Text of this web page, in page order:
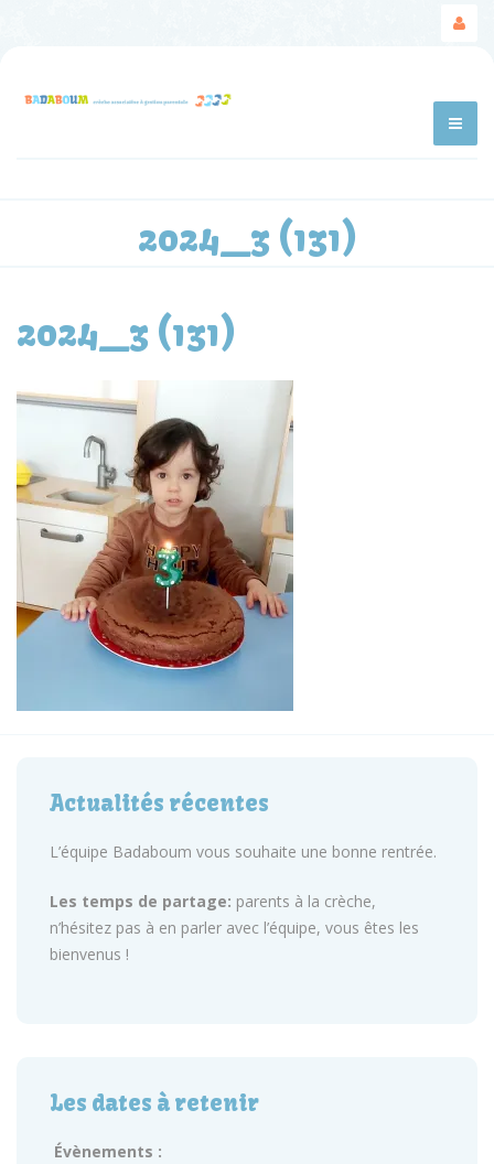
2024_3 (131)
2024_3 (131)
Actualités récentes
L’équipe Badaboum vous souhaite une bonne rentrée.
Les temps de partage: parents à la crèche,
n’hésitez pas à en parler avec l’équipe, vous êtes les
bienvenus !
Les dates à retenir
Évènements :